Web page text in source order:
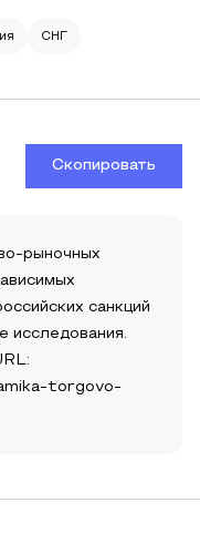
СНГ
Скопировать
рыночных
санкций
исследования.
torgovo-